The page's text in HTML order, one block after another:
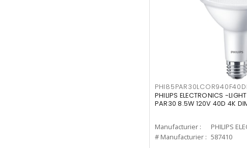
PHILIPS ELECTRONICS -
PAR30 8.5W 120V 40D 4K
Manufacturier :
PHILIPS
# Manufacturier : 587410